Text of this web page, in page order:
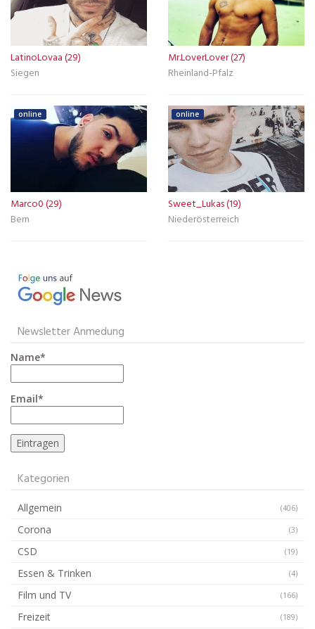
LatinoLovaa (29)
Siegen
Mr.LoverLover (27)
Rheinland-Pfalz
online
Marco0 (29)
Bern
online
Sweet_Lukas (19)
Niederösterreich
Newsletter Anmedung
Name*
Email*
Kategorien
Allgemein (406)
Corona (3)
CSD (19)
Essen & Trinken (4)
Film und TV (166)
Freizeit (189)